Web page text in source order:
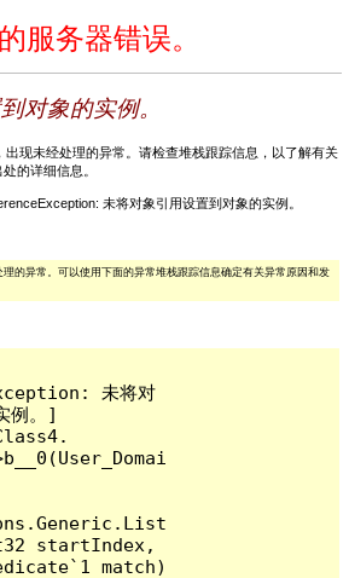
服务器错误。
对象的实例。
出现未经处理的异常。请检查堆栈跟踪信息，以了解有关
的详细信息。
未将对象引用设置到对象的实例。
的异常。可以使用下面的异常堆栈跟踪信息确定有关异常原因和发
未将对
例。]
startIndex,
match)